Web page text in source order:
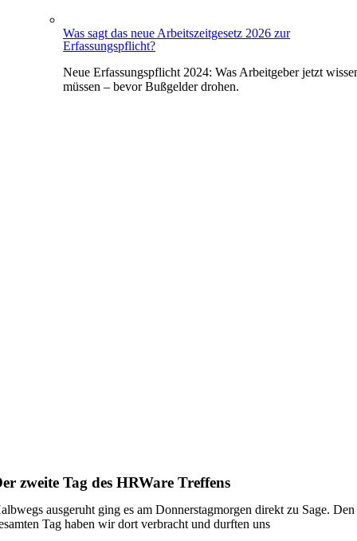
Was sagt das neue Arbeitszeitgesetz 2026 zur
Erfassungspflicht?
Neue Erfassungspflicht 2024: Was Arbeitgeber jetzt
müssen – bevor Bußgelder drohen.
zweite Tag des HRWare Treffens
ausgeruht ging es am Donnerstagmorgen direkt zu Sage. Den
Tag haben wir dort verbracht und durften uns